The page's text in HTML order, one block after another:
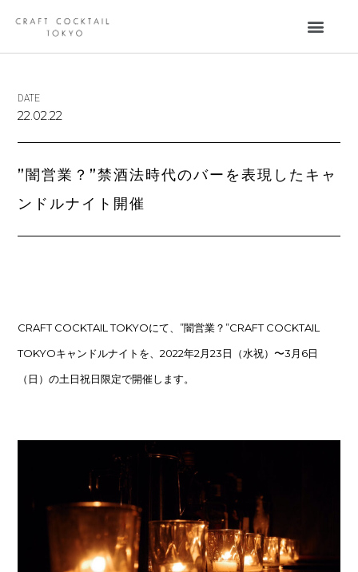
DATE
22.02.22
”闇営業？”禁酒法時代のバーを表現したキャ
ンドルナイト開催
CRAFT COCKTAIL TOKYOにて、”闇営業？”CRAFT COCKTAIL
TOKYOキャンドルナイトを、2022年2月23日（水祝）〜3月6日
（日）の土日祝日限定で開催します。